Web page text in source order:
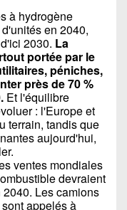
à hydrogène
en 2040,
2030. La
portée par le
péniches,
près de 70 %
Et l'équilibre
: l'Europe et
terrain, tandis que
aujourd'hui,
ventes mondiales
devraient
Les camions
appelés à